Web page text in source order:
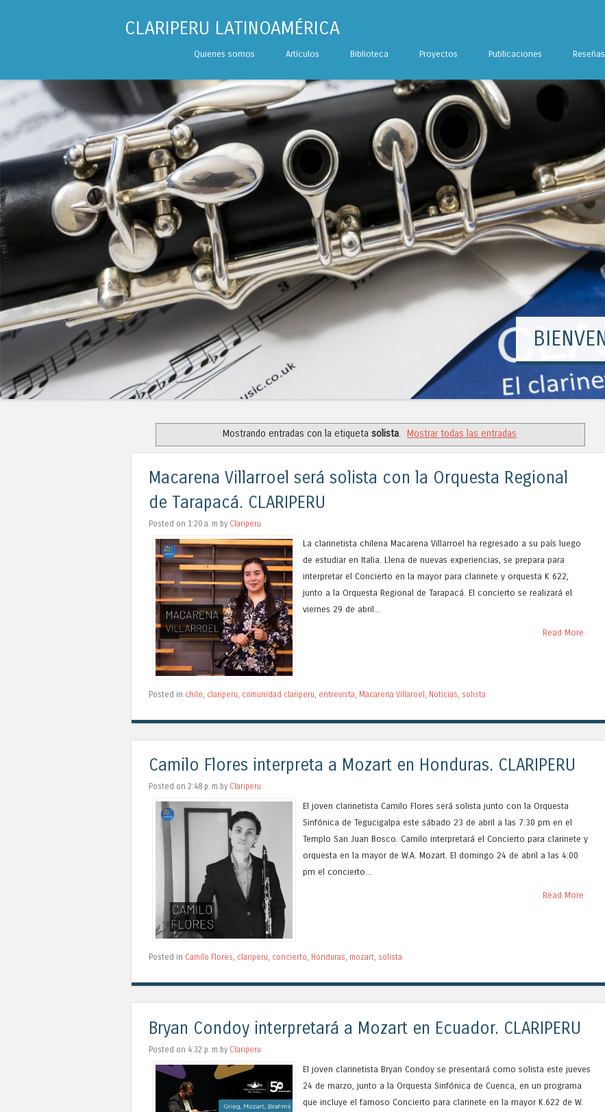
CLARIPERU LATINOAMÉRICA
Skip to content
Quienes somos Artículos Biblioteca Proyectos Publicaciones Reseñas
Mostrando entradas con la etiqueta solista. Mostrar todas las entradas
Macarena Villarroel será solista con la Orquesta Regional
de Tarapacá. CLARIPERU
Posted on 1:20 a. m.by Clariperu
La clarinetista chilena Macarena Villarroel ha regresado a su país luego
de estudiar en Italia. Llena de nuevas experiencias, se prepara para
interpretar el Concierto en la mayor para clarinete y orquesta K 622,
junto a la Orquesta Regional de Tarapacá. El concierto se realizará el
viernes 29 de abril...
Read More
Posted in chile, clariperu, comunidad clariperu, entrevista, Macarena Villaroel , Noticias, solista
Camilo Flores interpreta a Mozart en Honduras. CLARIPERU
Posted on 2:48 p. m.by Clariperu
El joven clarinetista Camilo Flores será solista junto con la Orquesta
Sinfónica de Tegucigalpa este sábado 23 de abril a las 7:30 pm en el
Templo San Juan Bosco. Camilo interpretará el Concierto para clarinete y
orquesta en la mayor de W.A. Mozart. El domingo 24 de abril a las 4:00
pm el concierto...
Read More
Posted in Camilo Flores, clariperu, concierto, Honduras, mozart, solista
Bryan Condoy interpretará a Mozart en Ecuador. CLARIPERU
Posted on 4:32 p. m.by Clariperu
El joven clarinetista Bryan Condoy se presentará como solista este jueves
24 de marzo, junto a la Orquesta Sinfónica de Cuenca, en un programa
que incluye el famoso Concierto para clarinete en la mayor K.622 de W.